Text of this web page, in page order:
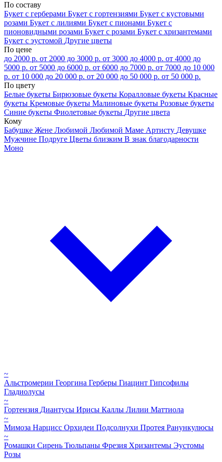
По составу
Букет с герберами Букет с гортензиями Букет с кустовыми
розами Букет с лилиями Букет с пионами Букет с
пионовидными розами Букет с розами Букет с хризантемами
Букет с эустомой Другие цветы
По цене
до 2000 р. от 2000 до 3000 р. от 3000 до 4000 р. от 4000 до
5000 р. от 5000 до 6000 р. от 6000 до 7000 р. от 7000 до 10 000
р. от 10 000 до 20 000 р. от 20 000 до 50 000 р. от 50 000 р.
По цвету
Белые букеты Бирюзовые букеты Коралловые букеты Красные
букеты Кремовые букеты Малиновые букеты Розовые букеты
Синие букеты Фиолетовые букеты Другие цвета
Кому
Бабушке Жене Любимой Любимой Маме Артисту Девушке
Мужчине Подруге Цветы близким В знак благодарности
Моно
~
Альстромерии Георгина Герберы Гиацинт Гипсофилы
Гладиолусы
~
Гортензия Диантусы Ирисы Каллы Лилии Маттиола
~
Мимоза Нарцисс Орхидеи Подсолнухи Протея Ранункулюсы
~
Ромашки Сирень Тюльпаны Фрезия Хризантемы Эустомы
Розы